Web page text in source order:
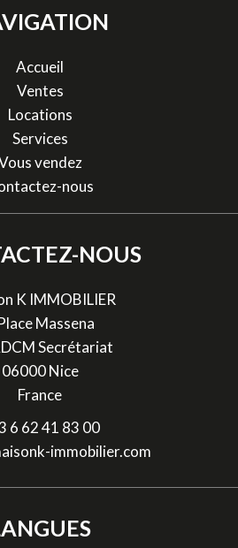
Accueil
Ventes
Locations
Services
vendez
nous
NOUS
K IMMOBILIER
Massena
Secrétariat
06000Nice
France
6 62 41 83 00
immobilier.com